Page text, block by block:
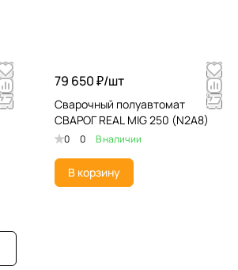
79 650 ₽/шт
Сварочный полуавтомат
СВАРОГ REAL MIG 250 (N2A8)
0 0 В наличии
В корзину